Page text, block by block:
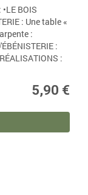
BOIS
: Une table «
:
:
:
5,90 €